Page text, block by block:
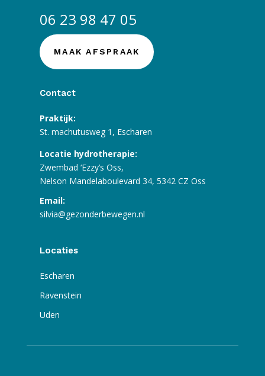
06 23 98 47 05
MAAK AFSPRAAK
Contact
Praktijk:
St. machutusweg 1, Escharen
Locatie hydrotherapie:
Zwembad ‘Ezzy’s Oss,
Nelson Mandelaboulevard 34, 5342 CZ Oss
Email:
silvia@gezonderbewegen.nl
Locaties
Escharen
Ravenstein
Uden